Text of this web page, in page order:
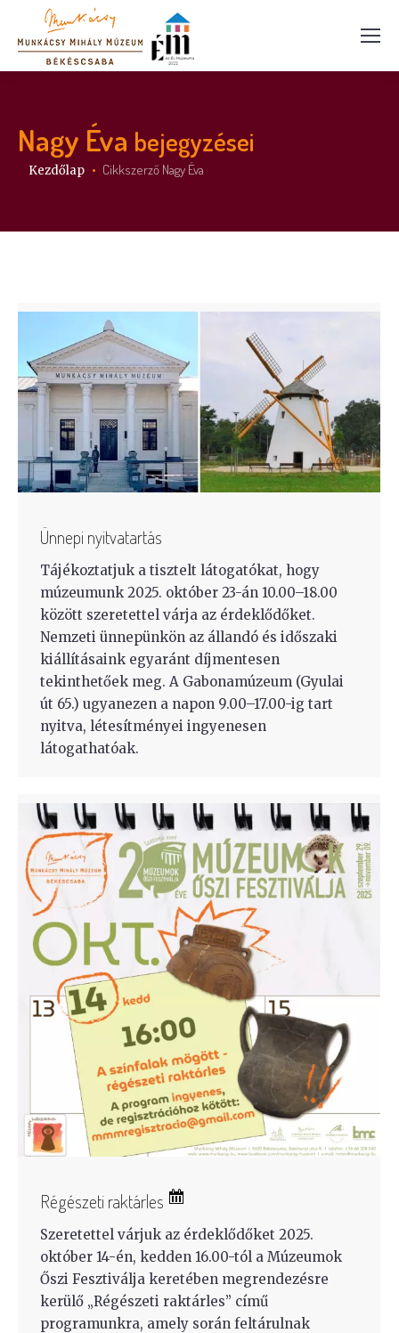
Nagy Éva bejegyzései
Itt vagy:
Kezdőlap Cikkszerző Nagy Éva
Ünnepi nyitvatartás
Tájékoztatjuk a tisztelt látogatókat, hogy
múzeumunk 2025. október 23-án 10.00–18.00
között szeretettel várja az érdeklődőket.
Nemzeti ünnepünkön az állandó és időszaki
kiállításaink egyaránt díjmentesen
tekinthetőek meg. A Gabonamúzeum (Gyulai
út 65.) ugyanezen a napon 9.00–17.00-ig tart
nyitva, létesítményei ingyenesen
látogathatóak.
Régészeti raktárles
Szeretettel várjuk az érdeklődőket 2025.
október 14-én, kedden 16.00-tól a Múzeumok
Őszi Fesztiválja keretében megrendezésre
kerülő „Régészeti raktárles” című
programunkra, amely során feltárulnak